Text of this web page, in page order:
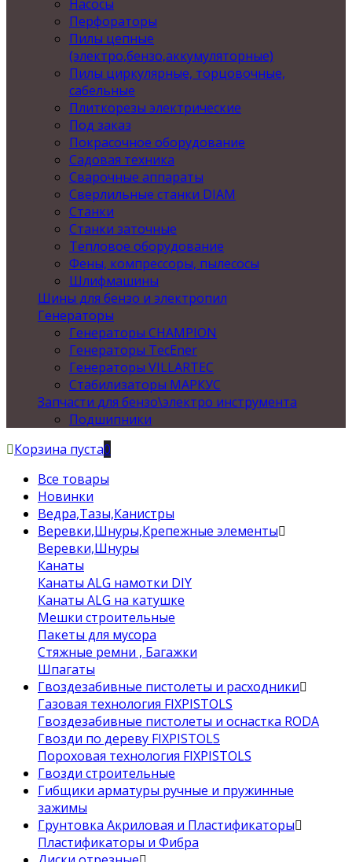
Насосы
Перфораторы
Пилы цепные
(электро,бензо,аккумуляторные)
Пилы циркулярные, торцовочные,
сабельные
Плиткорезы электрические
Под заказ
Покрасочное оборудование
Садовая техника
Сварочные аппараты
Сверлильные станки DIAM
Станки
Станки заточные
Тепловое оборудование
Фены, компрессоры, пылесосы
Шлифмашины
Шины для бензо и электропил
Генераторы
Генераторы CHAMPION
Генераторы TecEner
Генераторы VILLARTEC
Стабилизаторы МАРКУС
Запчасти для бензо\электро инструмента
Подшипники
Корзина пуста0
Все товары
Новинки
Ведра,Тазы,Канистры
Веревки,Шнуры,Крепежные элементы
Веревки,Шнуры
Канаты
Канаты ALG намотки DIY
Канаты ALG на катушке
Мешки строительные
Пакеты для мусора
Стяжные ремни , Багажки
Шпагаты
Гвоздезабивные пистолеты и расходники
Газовая технология FIXPISTOLS
Гвоздезабивные пистолеты и оснастка RODA
Гвозди по дереву FIXPISTOLS
Пороховая технология FIXPISTOLS
Гвозди строительные
Гибщики арматуры ручные и пружинные
зажимы
Грунтовка Акриловая и Пластификаторы
Пластификаторы и Фибра